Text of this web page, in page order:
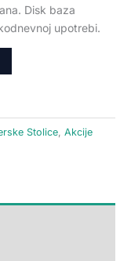
Disk baza
upotrebi.
Stolice, Akcije